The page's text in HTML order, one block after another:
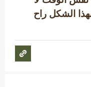
الشكل راح